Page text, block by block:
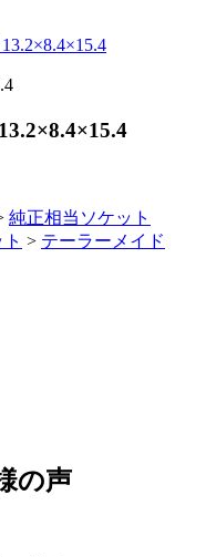
純正相当ソケット
> テーラーメイド
の声